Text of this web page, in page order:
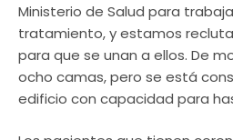
Ministerio de Salud para
tratamiento, y estamos
para que se unan a ellos. De
ocho camas, pero se está
edificio con capacidad para